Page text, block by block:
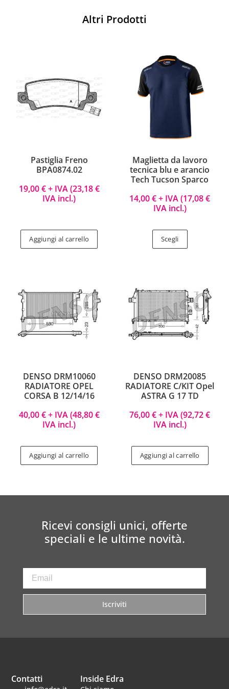
Altri Prodotti
Pastiglia Freno
BPA0874.02
19,00€+ IVA (23,18€
IVA incl.)
Aggiungi al carrello
Maglietta da lavoro
tecnica blu e arancio
Tech Tucson Sparco
14,00€+ IVA (17,08€
IVA incl.)
Scegli
DENSO DRM10060
RADIATORE OPEL
CORSA B 12/14/16
40,00€+ IVA (48,80€
IVA incl.)
Aggiungi al carrello
DENSO DRM20085
RADIATORE C/KIT Opel
ASTRA G 17 TD
76,00€+ IVA (92,72€
IVA incl.)
Aggiungi al carrello
Ricevi consigli unici, offerte
speciali e le ultime novità.
Iscriviti
Inside Edra
Contatti